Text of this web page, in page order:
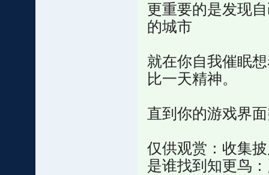
更重要的是发现
的城市
就在你自我催眠
比一天精神。
直到你的游戏界
仅供观赏：收集
是谁找到知更鸟